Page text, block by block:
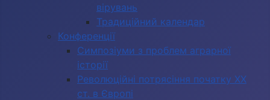
вірувань
Традиційний календар
Конференції
Симпозіуми з проблем аграрної
історії
Революційні потрясіння початку ХХ
ст. в Європі